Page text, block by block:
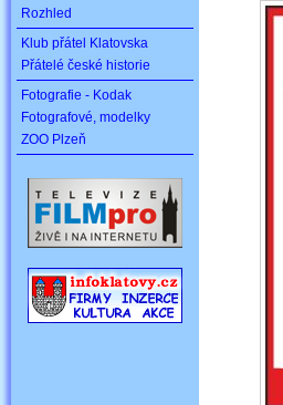
Rozhled
Klub přátel Klatovska
Přátelé české historie
Fotografie - Kodak
Fotografové, modelky
ZOO Plzeň